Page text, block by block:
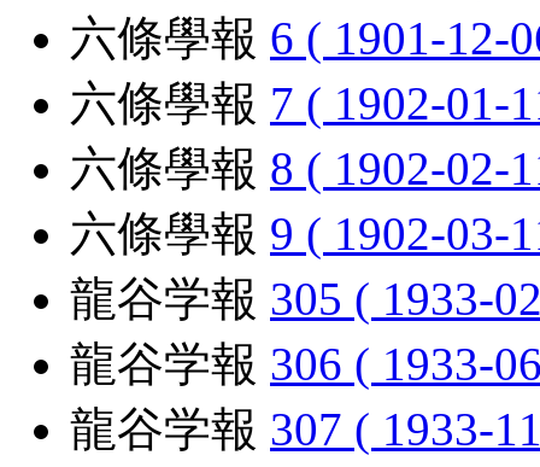
六條學報 6 ( 1901-12-
六條學報 7 ( 1902-01-
六條學報 8 ( 1902-02-
六條學報 9 ( 1902-03-
龍谷学報 305 ( 1933-
龍谷学報 306 ( 1933-
龍谷学報 307 ( 1933-